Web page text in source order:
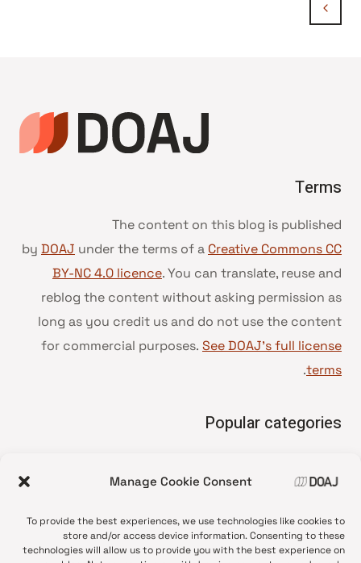
Manage Cookie Consent
To provide the best experiences, we use technologies like cookies to
store and/or access device information. Consenting to these
technologies will allow us to provide you with the best experience on
الصفحة
السابقة
الصفحة
Terms
The content on this blog is published
by DOAJ under the terms of a Creative Commons CC
BY-NC 4.0 licence. You can translate, reuse and
reblog the content without asking permission as
long as you credit us and do not use the content
for commercial purposes. See DOAJ’s full license
terms
.
Popular categories
•
News update
•
Open Access
•
DOAJ Ambassadors